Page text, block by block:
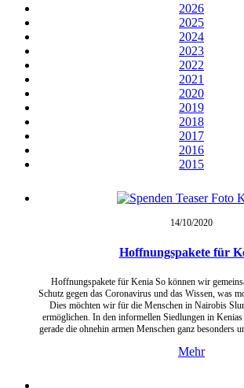
2026
2025
2024
2023
2022
2021
2020
2019
2018
2017
2016
2015
14/10/2020
Hoffnungspakete für
Hoffnungspakete für Kenia So können wir
Schutz gegen das Coronavirus und das Wissen, was
Dies möchten wir für die Menschen in Nairobis
ermöglichen. In den informellen Siedlungen in
gerade die ohnehin armen Menschen ganz besonders
Mehr